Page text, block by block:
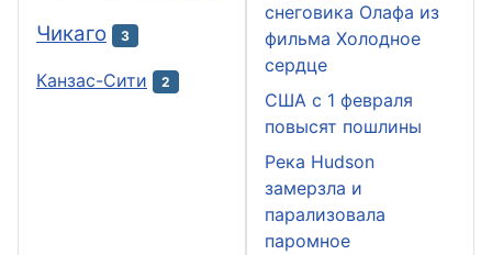
Чикаго 3
Канзас-Сити 2
снеговика Олафа из
фильма Холодное
сердце
США с 1 февраля
повысят пошлины
Река Hudson
замерзла и
парализовала
паромное